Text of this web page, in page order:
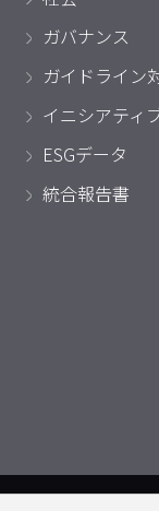
ガバナンス
ガイドライン
イニシアティ
ESGデータ
統合報告書